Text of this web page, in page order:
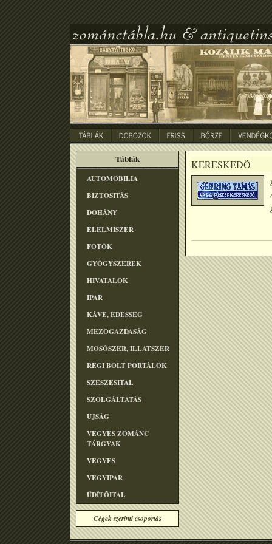
Táblák
AUTOMOBILIA
BIZTOSÍTÁS
DOHÁNY
ÉLELMISZER
FOTÓK
GYÓGYSZEREK
HIVATALOK
IPAR
KÁVÉ, ÉDESSÉG
MEZÕGAZDASÁG
MOSÓSZER, ILLATSZER
RÉGI BOLT PORTÁLOK
SZESZESITAL
SZOLGÁLTATÁS
ÚJSÁG
VEGYES ZOMÁNC
TÁRGYAK
VEGYES
VEGYIPAR
ÜDÍTÕITAL
Cégek szerinti csoportás
KERESKEDÕ